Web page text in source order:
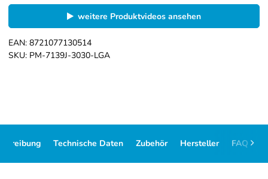
weitere Produktvideos ansehen
EAN: 8721077130514
SKU: PM-7139J-3030-LGA
Technische Daten Zubehör Hersteller FAQ